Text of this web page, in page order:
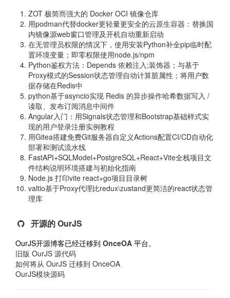
ZOT 极简而强大的 Docker OCI 镜像仓库
用podman代替docker更轻量更安全的云原生容器：替换国
内镜像源web窗口管理及开机自动重新启动
在无管理员权限的情况下，使用安装Python补全pip临时配
置环境变量；即零权限使用node.js/npm
Python鉴权方法：Depends 依赖注入;装饰器；与基于
Proxy模式的Session状态管理自动计算脏属性；将用户数
据存储在Redis中
python基于asyncio实现 Redis 的异步操作哈希数据写入 /
读取、发布订阅消息中间件
Angular入门：用Signals状态管理和Bootstrap基础样式实
现的用户登录注册实例教程
用Gitea搭建免费Git服务器自定义Actions配置CI/CD自动化
部署和测试流水线
FastAPI+SQLModel+PostgreSQL+React+Vite全栈项目文
件结构说明环境搭建与初始化指南
Node.js 打印vite react+go项目目录树
valtio基于Proxy代理比redux\zustand更简洁的react状态管
理库
开源的 OurJS
OurJS开源博客已经迁移到 OnceOA 平台。
旧版 OurJS 源代码
如何将从 OurJS 迁移到 OnceOA
OurJS模块源码